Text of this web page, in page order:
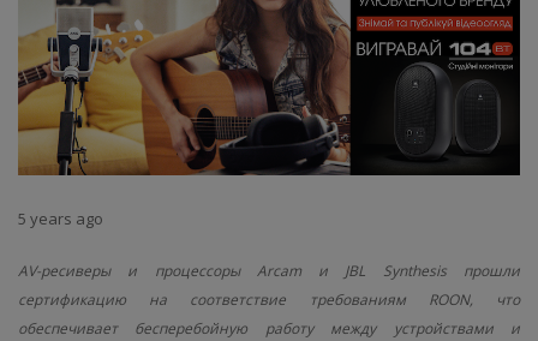
5 years ago
AV-ресиверы и процессоры Arcam и JBL Synthesis прошли
сертификацию на соответствие требованиям ROON, что
обеспечивает бесперебойную работу между устройствами и